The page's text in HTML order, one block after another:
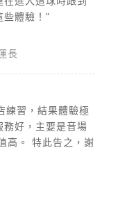
體驗！”
長
練習，結果體驗極
好，主要是音場
高。 特此告之，謝